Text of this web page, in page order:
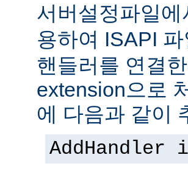
서버설정파일에
용하여 ISAPI
핸들러를 연결
extension으로
에 다음과 같이